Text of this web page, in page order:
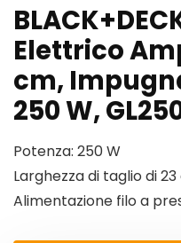
Elettrico
cm,
250 W,
Potenza: 250 W
Larghezza di taglio di
Alimentazione filo a